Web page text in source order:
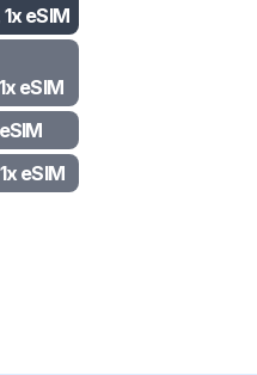
eSIM
eSIM
eSIM